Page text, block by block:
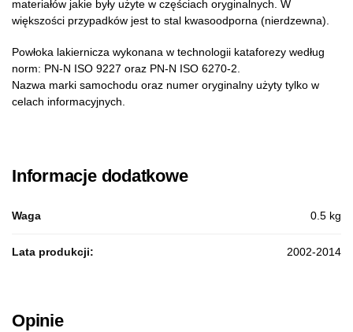
materiałów jakie były użyte w częściach oryginalnych. W
większości przypadków jest to stal kwasoodporna (nierdzewna).
Powłoka lakiernicza wykonana w technologii kataforezy według
norm: PN-N ISO 9227 oraz PN-N ISO 6270-2.
Nazwa marki samochodu oraz numer oryginalny użyty tylko w
celach informacyjnych.
Informacje dodatkowe
Waga 0.5 kg
Lata produkcji: 2002-2014
Opinie